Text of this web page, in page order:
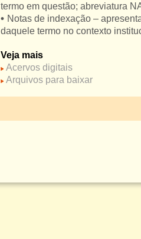
termo em questão; abreviatura
• Notas de indexação –
daquele termo no contexto
Veja mais
Acervos digitais
Arquivos para baixar